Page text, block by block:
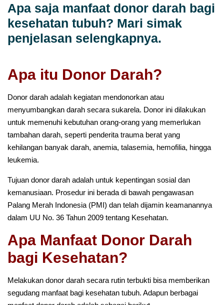
Apa saja manfaat donor darah bagi
kesehatan tubuh? Mari simak
penjelasan selengkapnya.
Apa itu Donor Darah?
Donor darah adalah kegiatan mendonorkan atau
menyumbangkan darah secara sukarela. Donor ini dilakukan
untuk memenuhi kebutuhan orang-orang yang memerlukan
tambahan darah, seperti penderita trauma berat yang
kehilangan banyak darah, anemia, talasemia, hemofilia, hingga
leukemia.
Tujuan donor darah adalah untuk kepentingan sosial dan
kemanusiaan. Prosedur ini berada di bawah pengawasan
Palang Merah Indonesia (PMI) dan telah dijamin keamanannya
dalam UU No. 36 Tahun 2009 tentang Kesehatan.
Apa Manfaat Donor Darah
bagi Kesehatan?
Melakukan donor darah secara rutin terbukti bisa memberikan
segudang manfaat bagi kesehatan tubuh. Adapun berbagai